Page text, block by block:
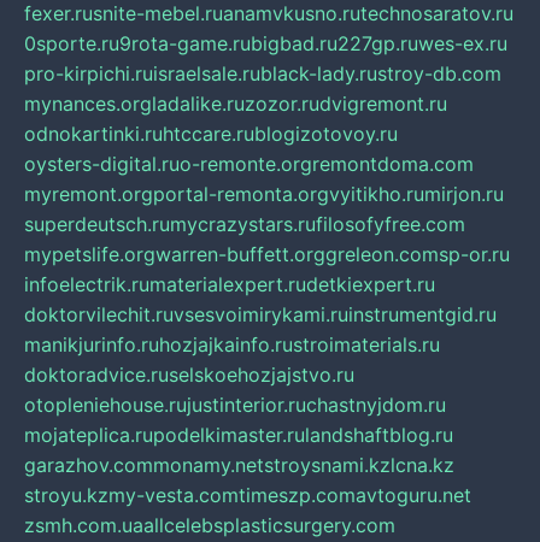
fexer.rusnite-mebel.ruanamvkusno.rutechnosaratov.ru
0sporte.ru9rota-game.rubigbad.ru227gp.ruwes-ex.ru
pro-kirpichi.ruisraelsale.rublack-lady.rustroy-db.com
mynances.orgladalike.ruzozor.rudvigremont.ru
odnokartinki.ruhtccare.rublogizotovoy.ru
oysters-digital.ruo-remonte.orgremontdoma.com
myremont.orgportal-remonta.orgvyitikho.rumirjon.ru
superdeutsch.rumycrazystars.rufilosofyfree.com
mypetslife.orgwarren-buffett.orggreleon.comsp-or.ru
infoelectrik.rumaterialexpert.rudetkiexpert.ru
doktorvilechit.ruvsesvoimirykami.ruinstrumentgid.ru
manikjurinfo.ruhozjajkainfo.rustroimaterials.ru
doktoradvice.ruselskoehozjajstvo.ru
otopleniehouse.rujustinterior.ruchastnyjdom.ru
mojateplica.rupodelkimaster.rulandshaftblog.ru
garazhov.commonamy.netstroysnami.kzlcna.kz
stroyu.kzmy-vesta.comtimeszp.comavtoguru.net
zsmh.com.uaallcelebsplasticsurgery.com